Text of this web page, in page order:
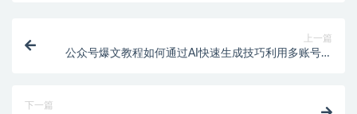
上一篇
公众号爆文教程如何通过AI快速生成技巧利用多账号矩
下一篇